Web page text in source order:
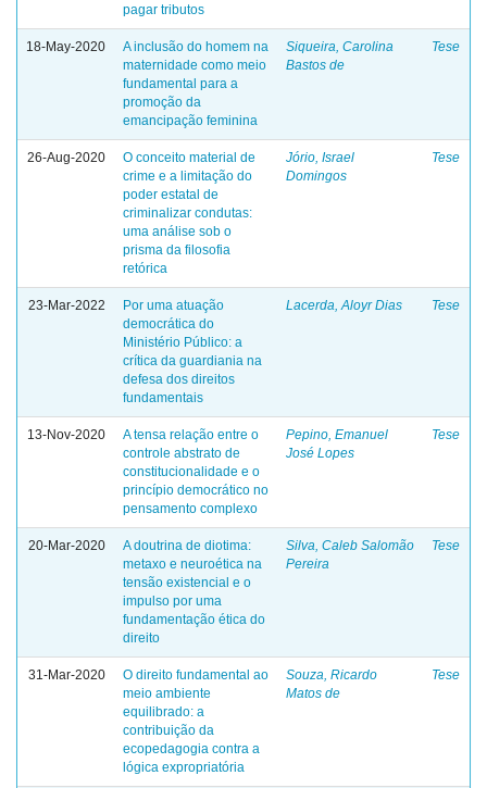
pagar tributos
18-May-2020
A inclusão do homem na
maternidade como meio
fundamental para a
promoção da
emancipação feminina
Siqueira, Carolina
Bastos de
Tese
26-Aug-2020
O conceito material de
crime e a limitação do
poder estatal de
criminalizar condutas:
uma análise sob o
prisma da filosofia
retórica
Jório, Israel
Domingos
Tese
23-Mar-2022
Por uma atuação
democrática do
Ministério Público: a
crítica da guardiania na
defesa dos direitos
fundamentais
Lacerda, Aloyr Dias Tese
13-Nov-2020
A tensa relação entre o
controle abstrato de
constitucionalidade e o
princípio democrático no
pensamento complexo
Pepino, Emanuel
José Lopes
Tese
20-Mar-2020
A doutrina de diotima:
metaxo e neuroética na
tensão existencial e o
impulso por uma
fundamentação ética do
direito
Silva, Caleb Salomão
Pereira
Tese
31-Mar-2020
O direito fundamental ao
meio ambiente
equilibrado: a
contribuição da
ecopedagogia contra a
lógica expropriatória
Souza, Ricardo
Matos de
Tese